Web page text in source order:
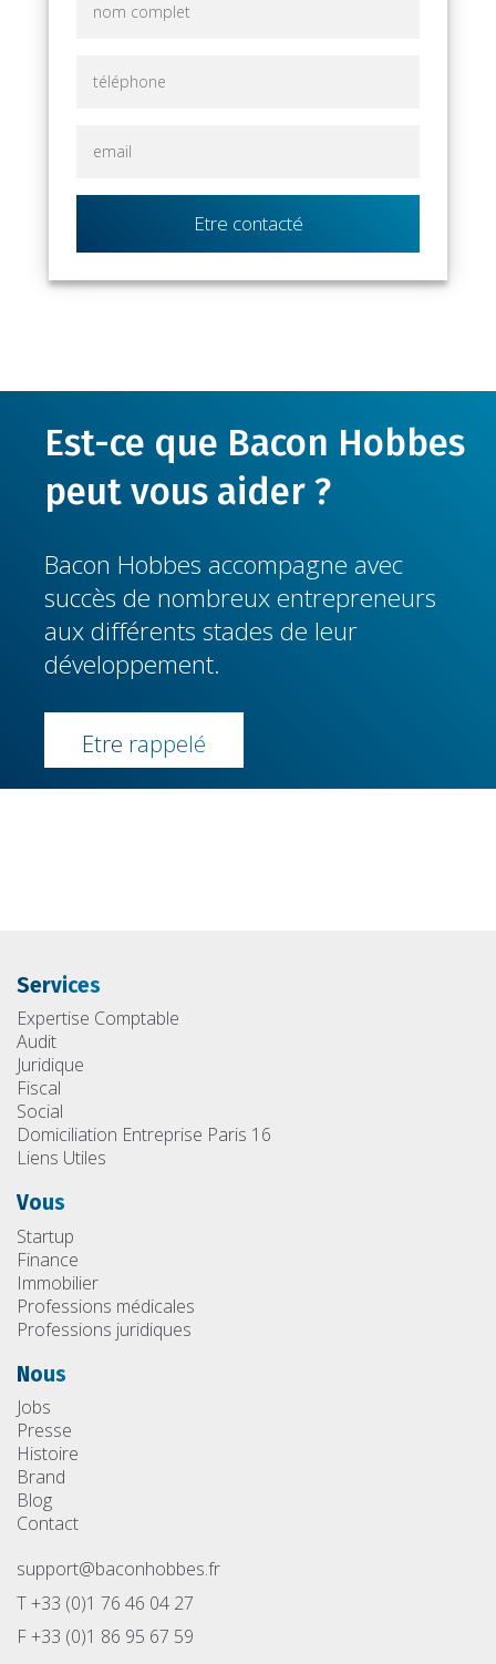
Etre contacté
Est-ce que Bacon Hobbes
peut vous aider ?
Bacon Hobbes accompagne avec
succès de nombreux entrepreneurs
aux différents stades de leur
développement.
Etre rappelé
Services
Expertise Comptable
Audit
Juridique
Fiscal
Social
Domiciliation Entreprise Paris 16
Liens Utiles
Vous
Startup
Finance
Immobilier
Professions médicales
Professions juridiques
Nous
Jobs
Presse
Histoire
Brand
Blog
Contact
support@baconhobbes.fr
T +33 (0)1 76 46 04 27
F +33 (0)1 86 95 67 59